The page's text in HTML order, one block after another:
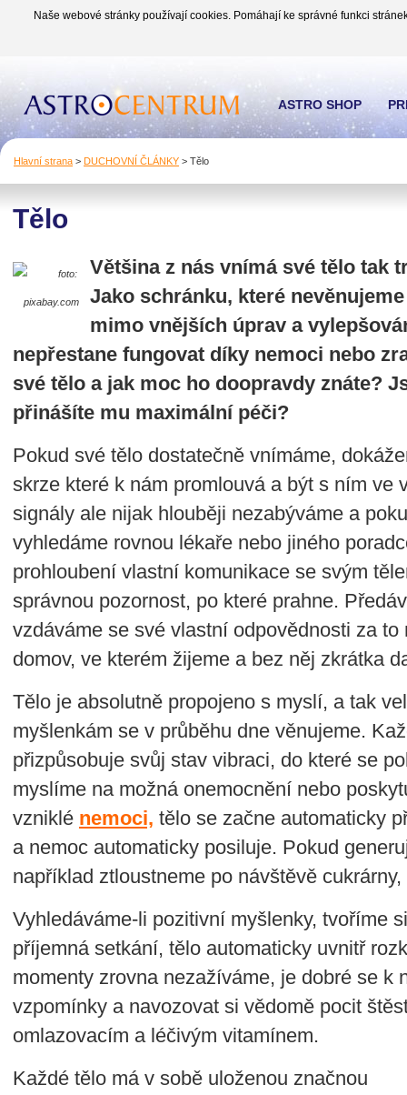
Naše webové stránky používají cookies. Pomáhají ke správné funkci
Hlavní strana > DUCHOVNÍ ČLÁNKY > Tělo
Tělo
foto:
pixabay.com
Většina z nás vnímá své tělo tak
Jako schránku, které
mimo vnějších úprav a
nepřestane fungovat díky nemoci nebo
své tělo a jak moc ho doopravdy znáte?
přinášíte mu maximální péči?
Pokud své tělo dostatečně vnímáme,
skrze které k nám promlouvá a být s ním ve
signály ale nijak hlouběji nezabýváme a
vyhledáme rovnou lékaře nebo jiného
prohloubení vlastní komunikace se svým
správnou pozornost, po které prahne.
vzdáváme se své vlastní odpovědnosti za
domov, ve kterém žijeme a bez něj zkrátka
Tělo je absolutně propojeno s myslí, a tak
myšlenkám se v průběhu dne věnujeme.
přizpůsobuje svůj stav vibraci, do které se
myslíme na možná onemocnění nebo
vzniklé nemoci, tělo se začne automaticky
a nemoc automaticky posiluje. Pokud
například ztloustneme po návštěvě
Vyhledáváme-li pozitivní myšlenky, tvoříme
příjemná setkání, tělo automaticky uvnitř
momenty zrovna nezažíváme, je dobré se k
vzpomínky a navozovat si vědomě pocit
omlazovacím a léčivým vitamínem.
Každé tělo má v sobě uloženou značnou
ASTRO SHOP